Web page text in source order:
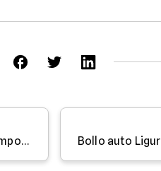
Autostrade mancato pagamento: come bisogna comportarsi